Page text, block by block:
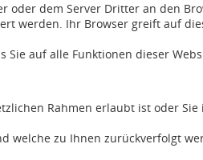
oder dem Server Dritter an den
werden. Ihr Browser greift auf
Sie auf alle Funktionen dieser
Rahmen erlaubt ist oder Sie
welche zu Ihnen zurückverfolgt